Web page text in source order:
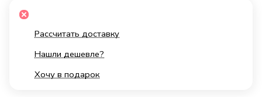
Рассчитать доставку
Нашли дешевле?
Хочу в подарок